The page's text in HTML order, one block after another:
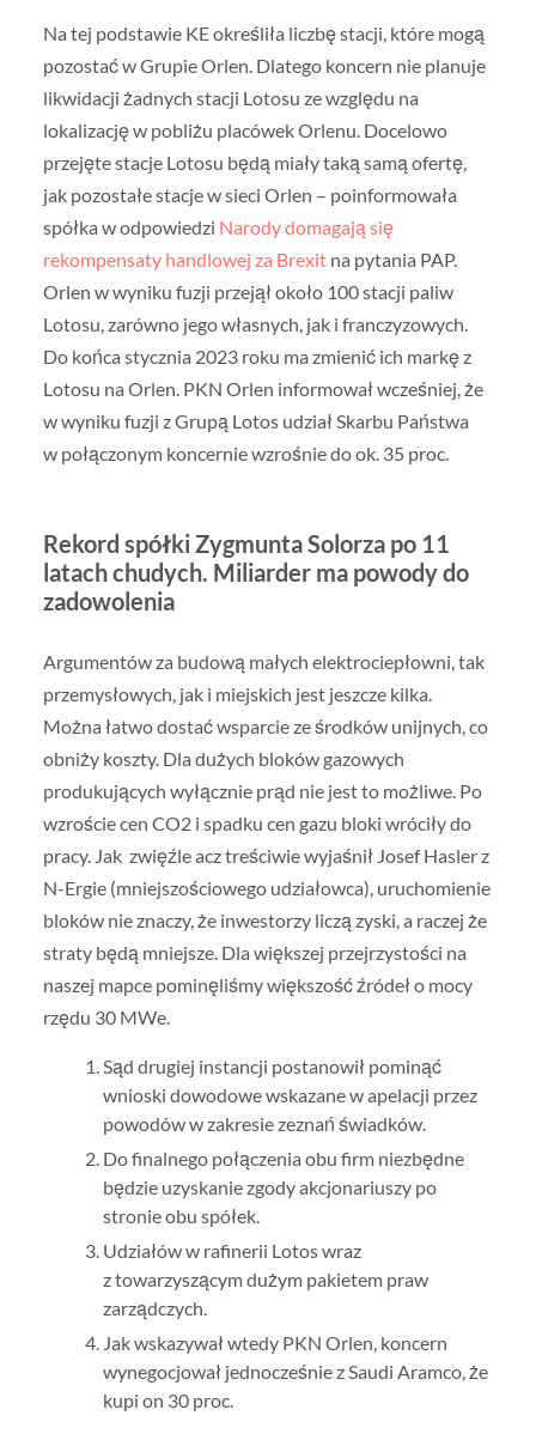
Na tej podstawie KE określiła liczbę stacji, które mogą
pozostać w Grupie Orlen. Dlatego koncern nie planuje
likwidacji żadnych stacji Lotosu ze względu na
lokalizację w pobliżu placówek Orlenu. Docelowo
przejęte stacje Lotosu będą miały taką samą ofertę,
jak pozostałe stacje w sieci Orlen – poinformowała
spółka w odpowiedzi Narody domagają się
rekompensaty handlowej za Brexitna pytania PAP.
Orlen w wyniku fuzji przejął około 100 stacji paliw
Lotosu, zarówno jego własnych, jak i franczyzowych.
Do końca stycznia 2023 roku ma zmienić ich markę z
Lotosu na Orlen. PKN Orlen informował wcześniej, że
w wyniku fuzji z Grupą Lotos udział Skarbu Państwa
w połączonym koncernie wzrośnie do ok. 35 proc.
Rekord spółki Zygmunta Solorza po 11
latach chudych. Miliarder ma powody do
zadowolenia
Argumentów za budową małych elektrociepłowni, tak
przemysłowych, jak i miejskich jest jeszcze kilka.
Można łatwo dostać wsparcie ze środków unijnych, co
obniży koszty. Dla dużych bloków gazowych
produkujących wyłącznie prąd nie jest to możliwe. Po
wzroście cen CO2 i spadku cen gazu bloki wróciły do
pracy. Jak zwięźle acz treściwie wyjaśnił Josef Hasler z
N-Ergie (mniejszościowego udziałowca), uruchomienie
bloków nie znaczy, że inwestorzy liczą zyski, a raczej że
straty będą mniejsze. Dla większej przejrzystości na
naszej mapce pominęliśmy większość źródeł o mocy
rzędu 30 MWe.
Sąd drugiej instancji postanowił pominąć
wnioski dowodowe wskazane w apelacji przez
powodów w zakresie zeznań świadków.
Do finalnego połączenia obu firm niezbędne
będzie uzyskanie zgody akcjonariuszy po
stronie obu spółek.
Udziałów w rafinerii Lotos wraz
z towarzyszącym dużym pakietem praw
zarządczych.
Jak wskazywał wtedy PKN Orlen, koncern
wynegocjował jednocześnie z Saudi Aramco, że
kupi on 30 proc.